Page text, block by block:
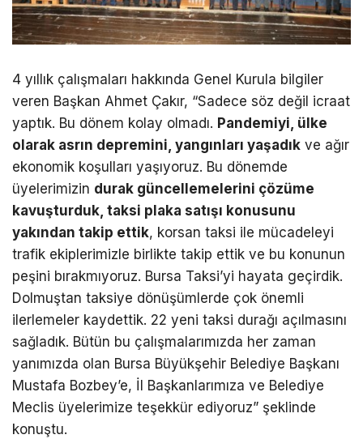
4 yıllık çalışmaları hakkında Genel Kurula bilgiler
veren Başkan Ahmet Çakır, “Sadece söz değil icraat
yaptık. Bu dönem kolay olmadı. Pandemiyi, ülke
olarak asrın depremini, yangınları yaşadık ve ağır
ekonomik koşulları yaşıyoruz. Bu dönemde
üyelerimizin durak güncellemelerini çözüme
kavuşturduk, taksi plaka satışı konusunu
yakından takip ettik, korsan taksi ile mücadeleyi
trafik ekiplerimizle birlikte takip ettik ve bu konunun
peşini bırakmıyoruz. Bursa Taksi’yi hayata geçirdik.
Dolmuştan taksiye dönüşümlerde çok önemli
ilerlemeler kaydettik. 22 yeni taksi durağı açılmasını
sağladık. Bütün bu çalışmalarımızda her zaman
yanımızda olan Bursa Büyükşehir Belediye Başkanı
Mustafa Bozbey’e, İl Başkanlarımıza ve Belediye
Meclis üyelerimize teşekkür ediyoruz” şeklinde
konuştu.